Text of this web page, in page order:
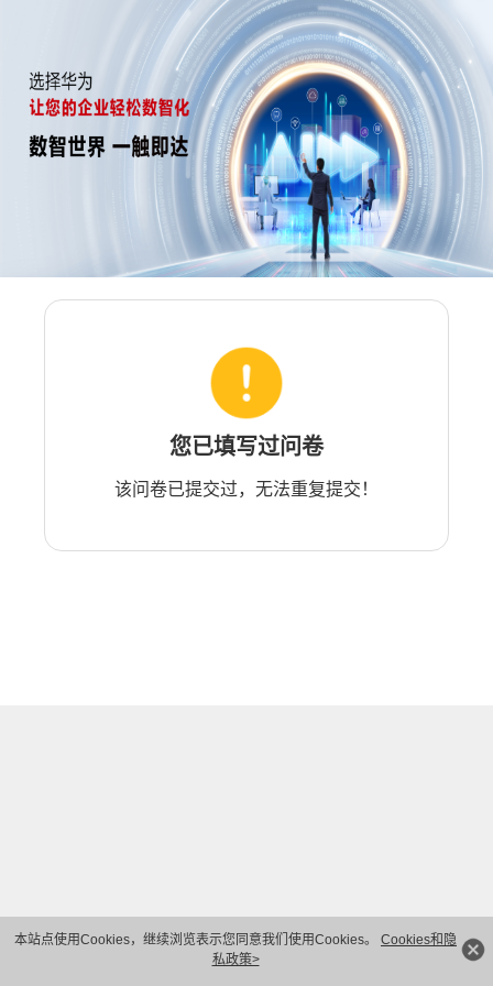
本站点使用Cookies，继续浏览表示您同意我们使用Cookies。 Cookies和隐
私政策>
您已填写过问卷
该问卷已提交过，无法重复提交！